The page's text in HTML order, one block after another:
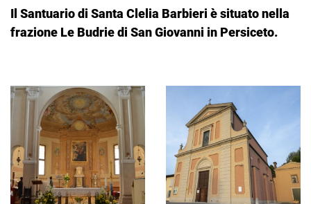
Il Santuario di Santa Clelia Barbieri è situato nella
frazione Le Budrie di San Giovanni in Persiceto.